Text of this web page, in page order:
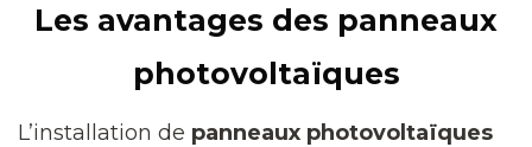
Les avantages des panneaux
photovoltaïques
L’installation de panneaux photovoltaïques